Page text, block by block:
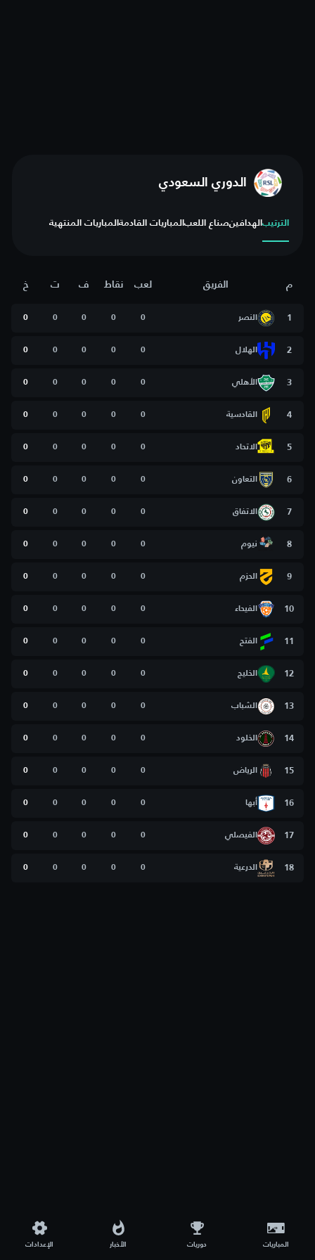
الدوري السعودي
الترتيبالهدافينصناع اللعبالمباريات القادمةالمباريات المنتهية
م الفريق لعب نقاط ف ت خ
1 النصر 0
0
0
0
0
2 الهلال 0
0
0
0
0
3 الأهلي 0
0
0
0
0
4 القادسية 0
0
0
0
0
5 الاتحاد 0
0
0
0
0
6 التعاون 0
0
0
0
0
7 الاتفاق 0
0
0
0
0
8 نيوم 0
0
0
0
0
9 الحزم 0
0
0
0
0
10 الفيحاء 0
0
0
0
0
11 الفتح 0
0
0
0
0
12 الخليج 0
0
0
0
0
13 الشباب 0
0
0
0
0
14 الخلود 0
0
0
0
0
15 الرياض 0
0
0
0
0
16 أبها 0
0
0
0
0
17 الفيصلي 0
0
0
0
0
18 الدرعية 0
0
0
0
0
المباريات دوريات الأخبار الإعدادات